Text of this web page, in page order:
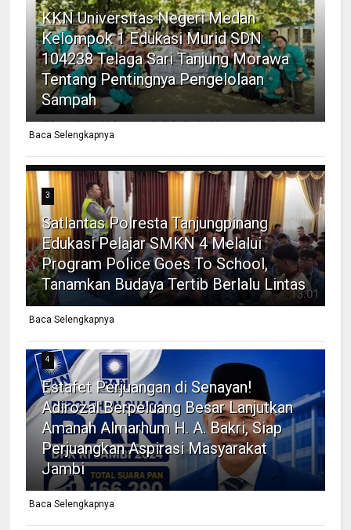
KKN Universitas Negeri Medan
Kelompok 1 Edukasi Murid SDN
104238 Telaga Sari Tanjung Morawa
Tentang Pentingnya Pengelolaan
Sampah
Baca Selengkapnya
3
Satlantas Polresta Tanjungpinang
Edukasi Pelajar SMKN 4 Melalui
Program Police Goes To School,
Tanamkan Budaya Tertib Berlalu Lintas
Baca Selengkapnya
4
Estafet Perjuangan di Senayan!
Adirozal Berpeluang Besar Lanjutkan
Amanah Almarhum H. A. Bakri, Siap
Perjuangkan Aspirasi Masyarakat
Jambi
Baca Selengkapnya